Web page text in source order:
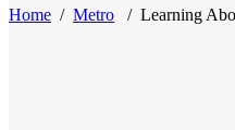
Home / Metro / Learning